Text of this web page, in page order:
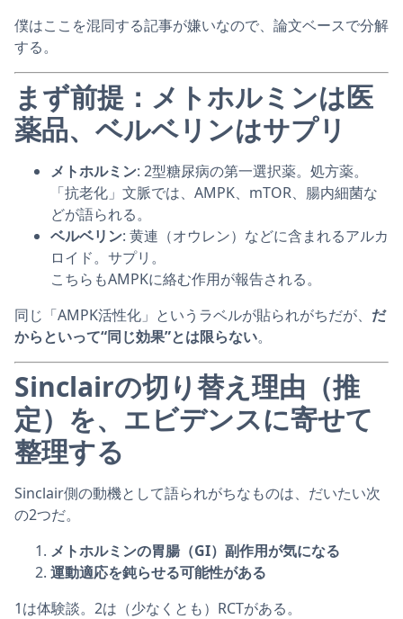
僕はここを混同する記事が嫌いなので、論文ベースで分解
する。
まず前提：メトホルミンは医
薬品、ベルベリンはサプリ
メトホルミン: 2型糖尿病の第一選択薬。処方薬。
「抗老化」文脈では、AMPK、mTOR、腸内細菌な
どが語られる。
ベルベリン: 黄連（オウレン）などに含まれるアルカ
ロイド。サプリ。
こちらもAMPKに絡む作用が報告される。
同じ「AMPK活性化」というラベルが貼られがちだが、 だ
からといって“同じ効果”とは限らない。
Sinclairの切り替え理由（推
定）を、エビデンスに寄せて
整理する
Sinclair側の動機として語られがちなものは、だいたい次
の2つだ。
メトホルミンの胃腸（GI）副作用が気になる
運動適応を鈍らせる可能性がある
1は体験談。2は（少なくとも）RCTがある。